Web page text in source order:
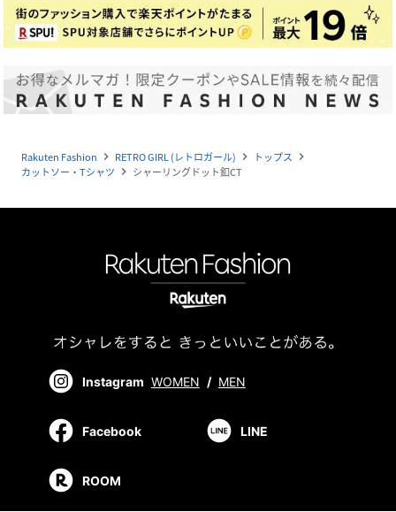
Rakuten Fashion navigate_next RETRO GIRL (レトロガール) navigate_next トップス navigate_next
カットソー・Tシャツ navigate_next シャーリングドット釦CT
Instagram WOMEN / MEN
Facebook LINE
ROOM